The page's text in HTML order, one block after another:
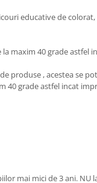
educative de
maxim 40 grade astfel
produse , acestea se
40 grade astfel incat
mai mici de 3 ani. NU